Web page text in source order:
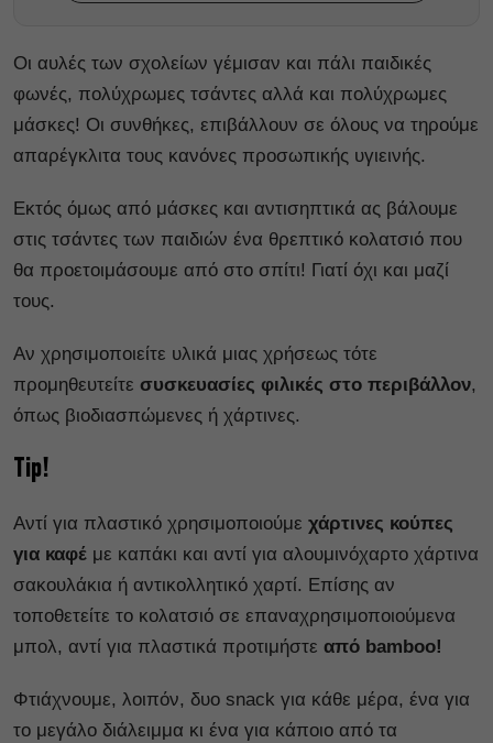
Οι αυλές των σχολείων γέμισαν και πάλι παιδικές
φωνές, πολύχρωμες τσάντες αλλά και πολύχρωμες
μάσκες! Οι συνθήκες, επιβάλλουν σε όλους να τηρούμε
απαρέγκλιτα τους κανόνες προσωπικής υγιεινής.
Εκτός όμως από μάσκες και αντισηπτικά ας βάλουμε
στις τσάντες των παιδιών ένα θρεπτικό κολατσιό που
θα προετοιμάσουμε από στο σπίτι! Γιατί όχι και μαζί
τους.
Αν χρησιμοποιείτε υλικά μιας χρήσεως τότε
προμηθευτείτε συσκευασίες φιλικές στο περιβάλλον,
όπως βιοδιασπώμενες ή χάρτινες.
Tip!
Αντί για πλαστικό χρησιμοποιούμε χάρτινες κούπες
για καφέ με καπάκι και αντί για αλουμινόχαρτο χάρτινα
σακουλάκια ή αντικολλητικό χαρτί. Επίσης αν
τοποθετείτε το κολατσιό σε επαναχρησιμοποιούμενα
μπολ, αντί για πλαστικά προτιμήστε από bamboo!
Φτιάχνουμε, λοιπόν, δυο snack για κάθε μέρα, ένα για
το μεγάλο διάλειμμα κι ένα για κάποιο από τα